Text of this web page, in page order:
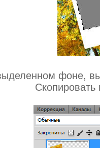
фоне,